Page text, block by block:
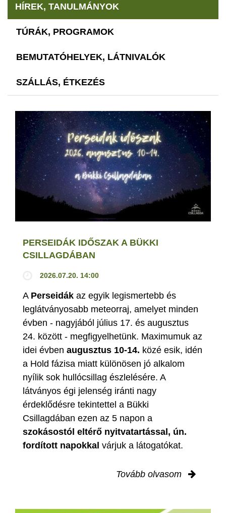
HÍREK, TANULMÁNYOK
TÚRÁK, PROGRAMOK
BEMUTATÓHELYEK, LÁTNIVALÓK
SZÁLLÁS, ÉTKEZÉS
PERSEIDÁK IDŐSZAK A BÜKKI
CSILLAGDÁBAN
2026.07.20. 14:00
A Perseidák az egyik legismertebb és
leglátványosabb meteorraj, amelyet minden
évben - nagyjából július 17. és augusztus
24. között - megfigyelhetünk. Maximumuk az
idei évben augusztus 10-14. közé esik, idén
a Hold fázisa miatt különösen jó alkalom
nyílik sok hullócsillag észlelésére. A
látványos égi jelenség iránti nagy
érdeklődésre tekintettel a Bükki
Csillagdában ezen az 5 napon a
szokásostól eltérő nyitvatartással, ún.
fordított napokkal várjuk a látogatókat.
Tovább olvasom